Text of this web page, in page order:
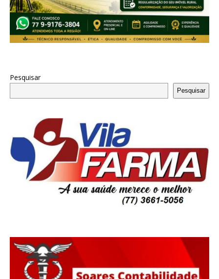
Pesquisar
Pesquisar